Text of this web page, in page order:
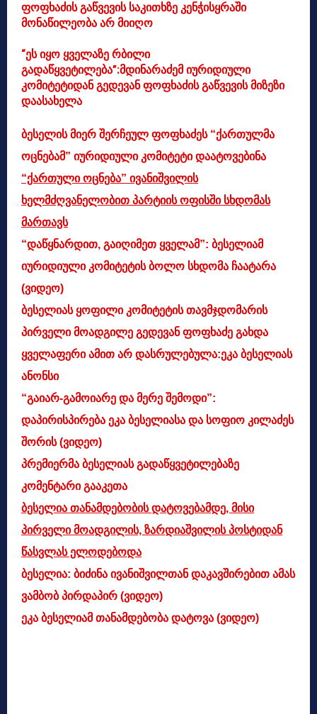
ფოფხაძის გაწვევის საკითხზე კენჭისყრაში
მონაწილეობა არ მიიღო
“ეს იყო ყველაზე რბილი
გადაწყვეტილება”:მდინარაძემ იურიდიული
კომიტეტიდან გედევან ფოფხაძის გაწვევის მიზეზი
დაასახელა
ბესელის მიერ შერჩეულ ფოფხაძეს “ქართულმა
ოცნებამ” იურიდიული კომიტეტი დაატოვებინა
“ქართული ოცნება” ივანიშვილის
ხელმძღვანელობით პარტიის ოფისში სხდომას
მართავს
“დაწყნარდით, გაიღიმეთ ყველამ”: ბესელიამ
იურიდიული კომიტეტის ბოლო სხდომა ჩაატარა
(ვიდეო)
ბესელიას ყოფილი კომიტეტის თავმჯდომარის
პირველი მოადგილე გედევან ფოფხაძე გახდა
ყველაფერი ამით არ დასრულებულა:ეკა ბესელიას
ანონსი
“გაიარ-გამოიარე და მერე შემოდი”:
დაპირისპირება ეკა ბესელიასა და სოფიო კილაძეს
შორის (ვიდეო)
პრემიერმა ბესელიას გადაწყვეტილებაზე
კომენტარი გააკეთა
ბესელია თანამდებობის დატოვებამდე, მისი
პირველი მოადგილის, ზარდიაშვილის პოსტიდან
წასვლას ელოდებოდა
ბესელია: ბიძინა ივანიშვილთან დაკავშირებით ამას
ვამბობ პირდაპირ (ვიდეო)
ეკა ბესელიამ თანამდებობა დატოვა (ვიდეო)